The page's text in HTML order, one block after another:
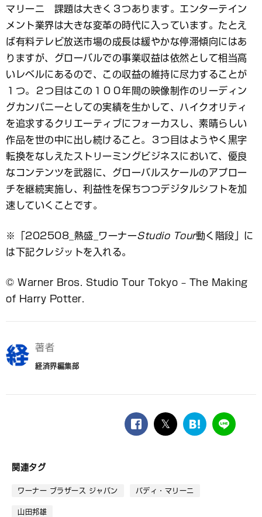
マリーニ 課題は大きく３つあります。エンターテイン
メント業界は大きな変革の時代に入っています。たとえ
ば有料テレビ放送市場の成長は緩やかな停滞傾向にはあ
りますが、グローバルでの事業収益は依然として相当高
いレベルにあるので、この収益の維持に尽力することが
１つ。２つ目はこの１００年間の映像制作のリーディン
グカンパニーとしての実績を生かして、ハイクオリティ
を追求するクリエーティブにフォーカスし、素晴らしい
作品を世の中に出し続けること。３つ目はようやく黒字
転換をなしえたストリーミングビジネスにおいて、優良
なコンテンツを武器に、グローバルスケールのアプロー
チを継続実施し、利益性を保ちつつデジタルシフトを加
速していくことです。
※「202508_熱盛_ワーナーStudio Tour動く階段」に
は下記クレジットを入れる。
© Warner Bros. Studio Tour Tokyo – The Making
of Harry Potter.
著者
経済界編集部
facebook
twitter
は
LINE
関連タグ
ワーナー ブラザース ジャパン バディ・マリーニ
山田邦雄